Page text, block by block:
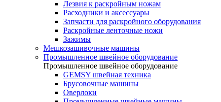
Лезвия к раскройным ножам
Расходники и аксессуары
Запчасти для раскройного оборудования
Раскройные ленточные ножи
Зажимы
Мешкозашивочные машины
Промышленное швейное оборудование
Промышленное швейное оборудование
GEMSY швейная техника
Брусовочные машины
Оверлоки